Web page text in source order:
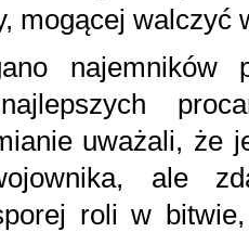
mogącej walczyć
najemników
uważali, że
ale
roli w